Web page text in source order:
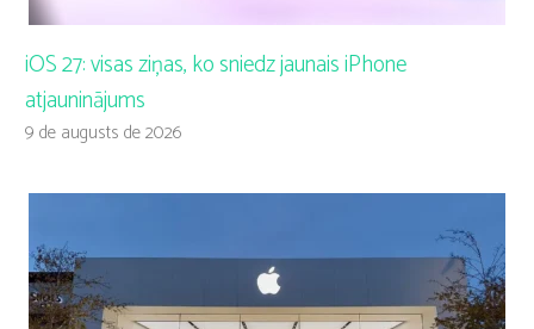
iOS 27: visas ziņas, ko sniedz jaunais iPhone
atjauninājums
9 de augusts de 2026